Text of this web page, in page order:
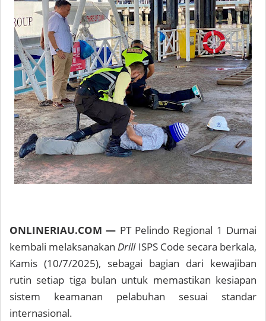
ONLINERIAU.COM — PT Pelindo Regional 1 Dumai
kembali melaksanakanDrillISPS Code secara berkala,
Kamis (10/7/2025), sebagai bagian dari kewajiban
rutin setiap tiga bulan untuk memastikan kesiapan
sistem keamanan pelabuhan sesuai standar
internasional.